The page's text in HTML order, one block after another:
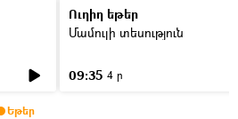
Ուղիղ եթեր
Մամուլի տեսություն
09:35 4 ր
Եթեր